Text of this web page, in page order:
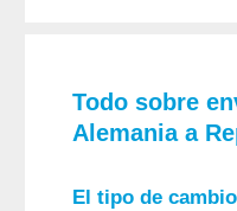
Todo sobre
Alemania a
El tipo de